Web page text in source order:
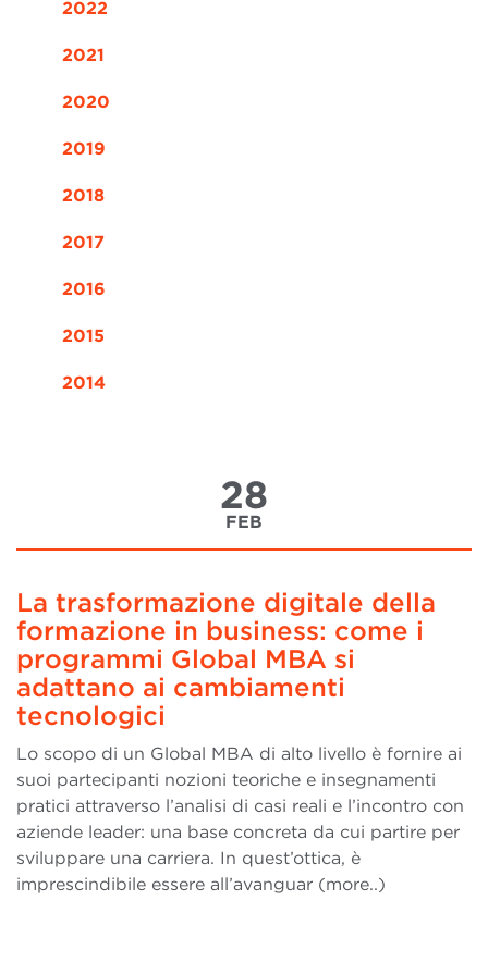
2022
2021
2020
2019
2018
2017
2016
2015
2014
28
FEB
La trasformazione digitale della
formazione in business: come i
programmi Global MBA si
adattano ai cambiamenti
tecnologici
Lo scopo di un Global MBA di alto livello è fornire ai
suoi partecipanti nozioni teoriche e insegnamenti
pratici attraverso l’analisi di casi reali e l’incontro con
aziende leader: una base concreta da cui partire per
sviluppare una carriera. In quest’ottica, è
imprescindibile essere all’avanguar (more..)